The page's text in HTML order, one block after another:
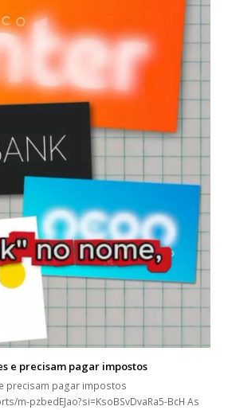
e precisam pagar impostos
precisam pagar impostos
m-pzbedEJao?si=KsoBSvDvaRa5-BcH As